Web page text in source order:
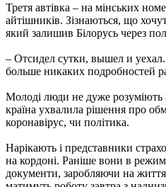
Третя автівка – на мінських
айтішників. Зізнаються, що
який залишив Білорусь через
– Отсидел сутки, вышел и
больше никаких подробностей
Молоді люди не дуже розуміють
країна ухвалила рішення про
коронавірус, чи політика.
Нарікають і представники
на кордоні. Раніше вони в
документи, заробляючи на